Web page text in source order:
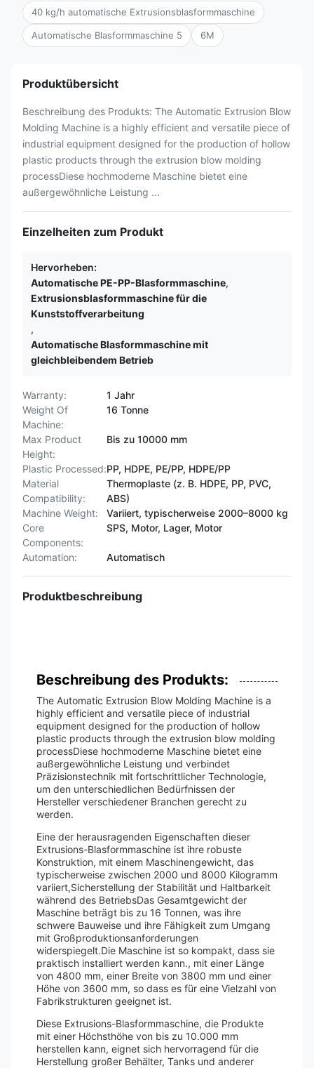
40 kg/h automatische Extrusionsblasformmaschine
Automatische Blasformmaschine 5 6M
Produktübersicht
Beschreibung des Produkts: The Automatic Extrusion Blow
Molding Machine is a highly efficient and versatile piece of
industrial equipment designed for the production of hollow
plastic products through the extrusion blow molding
processDiese hochmoderne Maschine bietet eine
außergewöhnliche Leistung ...
Einzelheiten zum Produkt
Hervorheben:
Automatische PE-PP-Blasformmaschine,
Extrusionsblasformmaschine für die
Kunststoffverarbeitung
,
Automatische Blasformmaschine mit
gleichbleibendem Betrieb
Warranty:
1 Jahr
Weight Of
Machine:
16 Tonne
Max Product
Height:
Bis zu 10000 mm
Plastic Processed:PP, HDPE, PE/PP, HDPE/PP
Material
Compatibility:
Thermoplaste (z. B. HDPE, PP, PVC,
ABS)
Machine Weight:
Variiert, typischerweise 2000–8000 kg
Core
Components:
SPS, Motor, Lager, Motor
Automation: Automatisch
Produktbeschreibung
Beschreibung des Produkts:
The Automatic Extrusion Blow Molding Machine is a
highly efficient and versatile piece of industrial
equipment designed for the production of hollow
plastic products through the extrusion blow molding
processDiese hochmoderne Maschine bietet eine
außergewöhnliche Leistung und verbindet
Präzisionstechnik mit fortschrittlicher Technologie,
um den unterschiedlichen Bedürfnissen der
Hersteller verschiedener Branchen gerecht zu
werden.
Eine der herausragenden Eigenschaften dieser
Extrusions-Blasformmaschine ist ihre robuste
Konstruktion, mit einem Maschinengewicht, das
typischerweise zwischen 2000 und 8000 Kilogramm
variiert,Sicherstellung der Stabilität und Haltbarkeit
während des BetriebsDas Gesamtgewicht der
Maschine beträgt bis zu 16 Tonnen, was ihre
schwere Bauweise und ihre Fähigkeit zum Umgang
mit Großproduktionsanforderungen
widerspiegelt.Die Maschine ist so kompakt, dass sie
praktisch installiert werden kann., mit einer Länge
von 4800 mm, einer Breite von 3800 mm und einer
Höhe von 3600 mm, so dass es für eine Vielzahl von
Fabrikstrukturen geeignet ist.
Diese Extrusions-Blasformmaschine, die Produkte
mit einer Höchsthöhe von bis zu 10.000 mm
herstellen kann, eignet sich hervorragend für die
Herstellung großer Behälter, Tanks und anderer